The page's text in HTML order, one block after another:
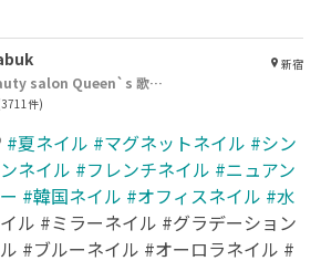
Queen`s beauty salon Queen`s 歌舞伎町店
3711件)
新宿
#夏ネイル #マグネットネイル #シン
ネイル #フレンチネイル #ニュアン
#韓国ネイル #オフィスネイル #水
ル #ミラーネイル #グラデーション
#ブルーネイル #オーロラネイル #